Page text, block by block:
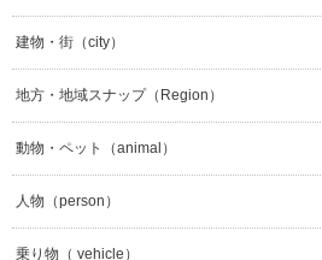
建物・街（city）
地方・地域スナップ（Region）
動物・ペット（animal）
人物（person）
乗り物（ vehicle）